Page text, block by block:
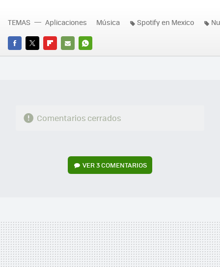
FACEBOOK
TWITTERFLIPBOARD
E-
WHATSAPP
TEMAS Aplicaciones Música Spotify en Mexico
Comentarios cerrados
VER3 COMENTARIOS